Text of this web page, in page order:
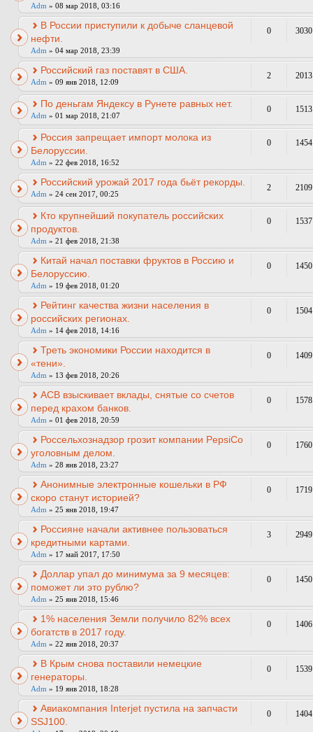
Adm » 08 мар 2018, 03:16
В России приступили к добыче сланцевой
нефти.
Adm » 04 мар 2018, 23:39
0 3030
Российский газ поставят в США.
Adm » 09 янв 2018, 12:09
2 2013
По деньгам Яндексу в Рунете равных нет.
Adm » 01 мар 2018, 21:07
0 1513
Россия запрещает импорт молока из
Белоруссии.
Adm » 22 фев 2018, 16:52
0 1454
Российский урожай 2017 года бьёт рекорды.
Adm » 24 сен 2017, 00:25
2 2109
Кто крупнейший покупатель российских
продуктов.
Adm » 21 фев 2018, 21:38
0 1537
Китай начал поставки фруктов в Россию и
Белоруссию.
Adm » 19 фев 2018, 01:20
0 1450
Рейтинг качества жизни населения в
российских регионах.
Adm » 14 фев 2018, 14:16
0 1504
Треть экономики России находится в
«тени».
Adm » 13 фев 2018, 20:26
0 1409
АСВ взыскивает вклады, снятые со счетов
перед крахом банков.
Adm » 01 фев 2018, 20:59
0 1578
Россельхознадзор грозит компании PepsiCo
уголовным делом.
Adm » 28 янв 2018, 23:27
0 1760
Анонимные электронные кошельки в РФ
скоро станут историей?
Adm » 25 янв 2018, 19:47
0 1719
Россияне начали активнее пользоваться
кредитными картами.
Adm » 17 май 2017, 17:50
3 2949
Доллар упал до минимума за 9 месяцев:
поможет ли это рублю?
Adm » 25 янв 2018, 15:46
0 1450
1% населения Земли получило 82% всех
богатств в 2017 году.
Adm » 22 янв 2018, 20:37
0 1406
В Крым снова поставили немецкие
генераторы.
Adm » 19 янв 2018, 18:28
0 1539
Авиакомпания Interjet пустила на запчасти
SSJ100.
0 1404